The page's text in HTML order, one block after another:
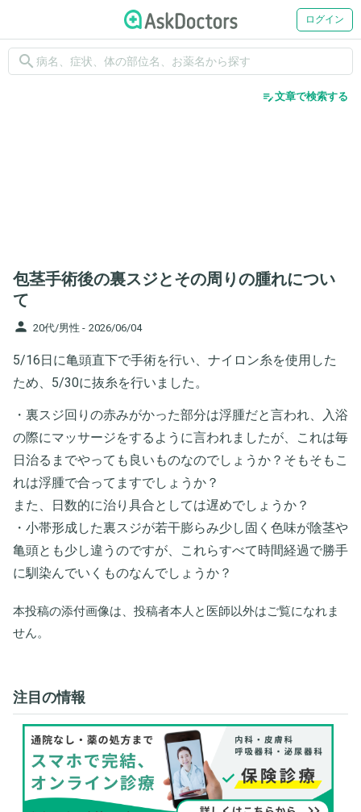
ログイン
search
edit_note文章で検索する
包茎手術後の裏スジとその周りの腫れについ
て
person 20代/男性 - 2026/06/04
5/16日に亀頭直下で手術を行い、ナイロン糸を使用した
ため、5/30に抜糸を行いました。
・裏スジ回りの赤みがかった部分は浮腫だと言われ、入浴
の際にマッサージをするように言われましたが、これは毎
日治るまでやっても良いものなのでしょうか？そもそもこ
れは浮腫で合ってますでしょうか？
また、日数的に治り具合としては遅めでしょうか？
・小帯形成した裏スジが若干膨らみ少し固く色味が陰茎や
亀頭とも少し違うのですが、これらすべて時間経過で勝手
に馴染んでいくものなんでしょうか？
本投稿の添付画像は、投稿者本人と医師以外はご覧になれま
せん。
注目の情報